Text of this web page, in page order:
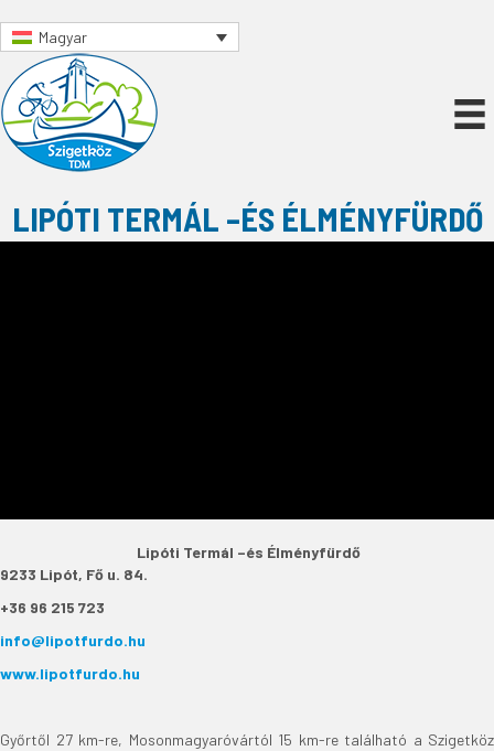
Magyar
LIPÓTI TERMÁL –ÉS ÉLMÉNYFÜRDŐ
Lipóti Termál –és Élményfürdő
9233 Lipót, Fő u. 84.
+36 96 215 723
info@lipotfurdo.hu
www.lipotfurdo.hu
Győrtől 27 km-re, Mosonmagyaróvártól 15 km-re található a Szigetköz